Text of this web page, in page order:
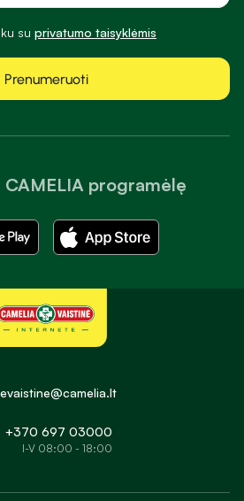
programėlę
su privatumo taisyklėmis
Prenumeruoti
evaistine@camelia.lt
+370 697 03000
I-V 08:00 - 18:00